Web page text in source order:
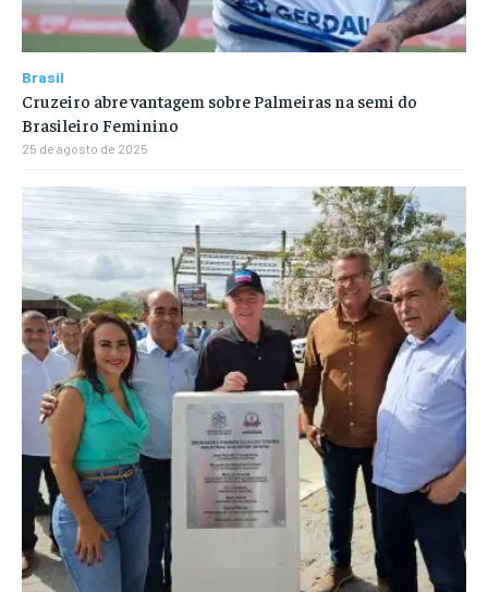
Brasil
Cruzeiro abre vantagem sobre Palmeiras na semi do
Brasileiro Feminino
25 de agosto de 2025